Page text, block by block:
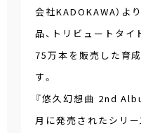
会社KADOKAWA）よ
品、トリビュートタイ
75万本を販売した育
す。
『悠久幻想曲 2nd
月に発売されたシリ